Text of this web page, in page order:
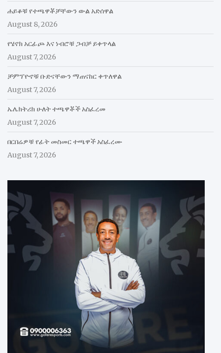
ሐይቆቹ የተጫዋቾቻቸውን ውል አድሰዋል
August 8, 2026
የሄኖክ አርፊጮ እና ነብሮቹ ጋብቻ ይቀጥላል
August 7, 2026
ቻምፕዮኖቹ ቡድናቸውን ማጠናከር ቀጥለዋል
August 7, 2026
ኤሌክትሪክ ሁለት ተጫዋቾች አስፈረመ
August 7, 2026
በርበሬዎቹ የፊት መስመር ተጫዋች አስፈረሙ
August 7, 2026